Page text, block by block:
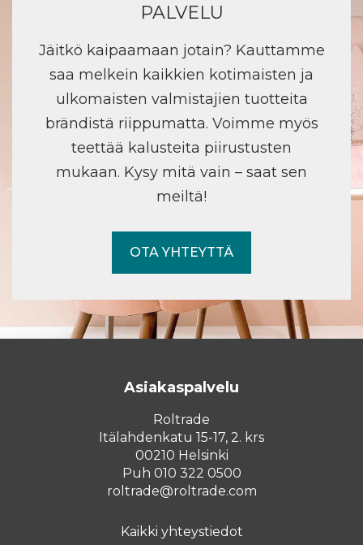
PALVELU
Jäitkö kaipaamaan jotain? Kauttamme
saa melkein kaikkien kotimaisten ja
ulkomaisten valmistajien tuotteita
brändistä riippumatta. Voimme myös
teettää kalusteita piirustusten
mukaan. Kysy mitä vain – saat sen
meiltä!
OTA YHTEYTTÄ
Asiakaspalvelu
Roltrade
Itälahdenkatu 15-17, 2. krs
00210 Helsinki
Puh 010 322 0500
roltrade@roltrade.com
Kaikki yhteystiedot